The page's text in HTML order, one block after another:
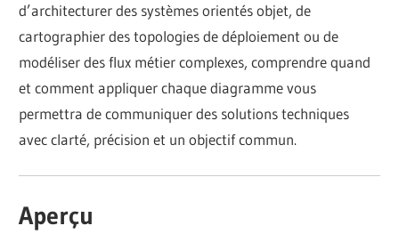
d’architecturer des systèmes orientés objet, de
cartographier des topologies de déploiement ou de
modéliser des flux métier complexes, comprendre quand
et comment appliquer chaque diagramme vous
permettra de communiquer des solutions techniques
avec clarté, précision et un objectif commun.
Aperçu